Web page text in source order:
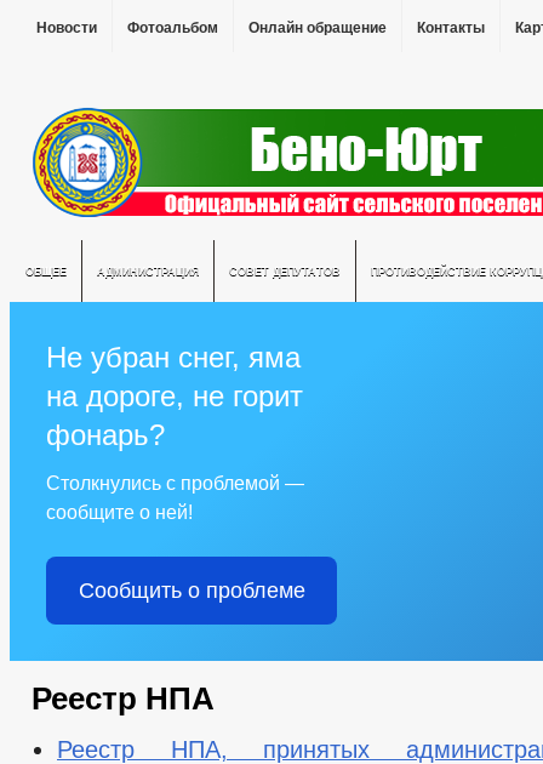
Новости Фотоальбом Онлайн обращение Контакты
ОБЩЕЕ АДМИНИСТРАЦИЯ СОВЕТ ДЕПУТАТОВ ПРОТИВОДЕЙСТВИЕ
Не убран снег, яма
на дороге, не горит
фонарь?
Столкнулись с проблемой —
сообщите о ней!
Сообщить о проблеме
Реестр НПА
Реестр НПА, принятых